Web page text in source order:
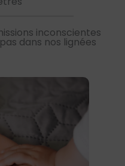
inconscientes
dans nos lignées